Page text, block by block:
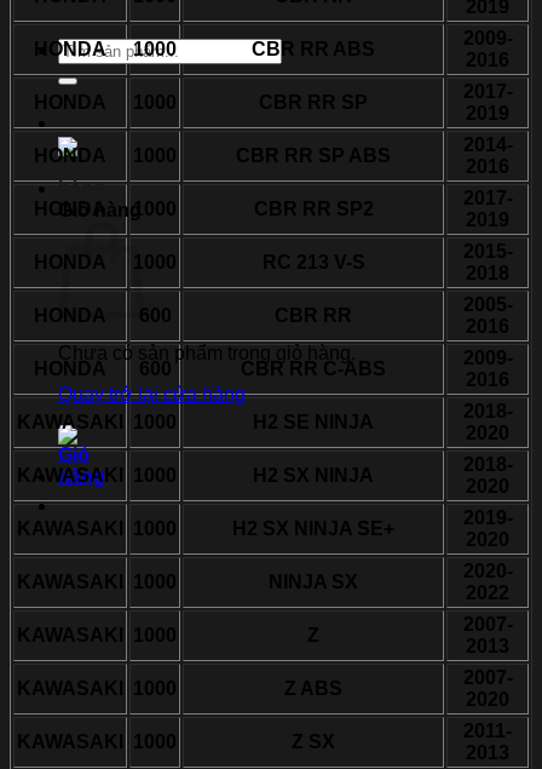
Tìm
kiếm:
Giỏ hàng
Chưa có sản phẩm trong giỏ hàng.
Quay trở lại cửa hàng
2019
HONDA 1000 CBR RR ABS
2009-
2016
HONDA 1000 CBR RR SP
2017-
2019
HONDA 1000 CBR RR SP ABS
2014-
2016
HONDA 1000 CBR RR SP2
2017-
2019
HONDA 1000 RC 213 V-S
2015-
2018
HONDA 600 CBR RR
2005-
2016
HONDA 600 CBR RR C-ABS
2009-
2016
KAWASAKI 1000 H2 SE NINJA
2018-
2020
KAWASAKI 1000 H2 SX NINJA
2018-
2020
KAWASAKI 1000 H2 SX NINJA SE+
2019-
2020
KAWASAKI 1000 NINJA SX
2020-
2022
KAWASAKI 1000 Z
2007-
2013
KAWASAKI 1000 Z ABS
2007-
2020
KAWASAKI 1000 Z SX
2011-
2013